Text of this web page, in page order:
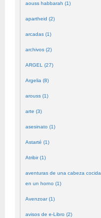
aouss habbarah (1)
apartheid (2)
arcadas (1)
archivos (2)
ARGEL (27)
Argelia (8)
arouss (1)
arte (3)
asesinato (1)
Astarté (1)
Atribir (1)
aventuras de una cabeza cocida
en un horno (1)
Avenzoar (1)
avisos de e-Libro (2)